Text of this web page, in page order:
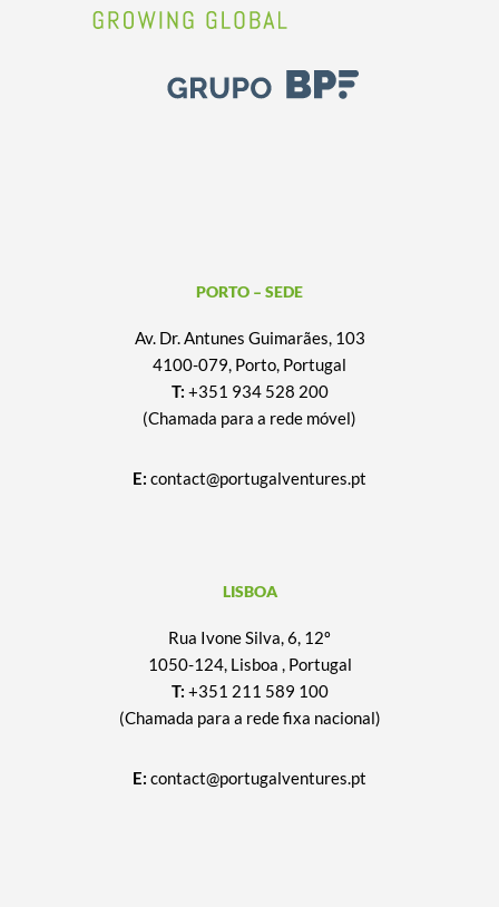
PORTO – SEDE
Av. Dr. Antunes Guimarães, 103
4100-079, Porto, Portugal
T: +351 934 528 200
(Chamada para a rede móvel)
E: contact@portugalventures.pt
LISBOA
Rua Ivone Silva, 6, 12º
1050-124, Lisboa , Portugal
T: +351 211 589 100
(Chamada para a rede fixa nacional)
E: contact@portugalventures.pt